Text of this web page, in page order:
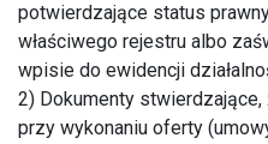
potwierdzające status
właściwego rejestru albo
wpisie do ewidencji
2) Dokumenty stwierdzające,
przy wykonaniu oferty